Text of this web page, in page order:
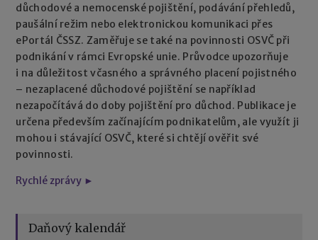
důchodové a nemocenské pojištění, podávání přehledů,
paušální režim nebo elektronickou komunikaci přes
ePortál ČSSZ. Zaměřuje se také na povinnosti OSVČ při
podnikání v rámci Evropské unie. Průvodce upozorňuje
i na důležitost včasného a správného placení pojistného
– nezaplacené důchodové pojištění se například
nezapočítává do doby pojištění pro důchod. Publikace je
určena především začínajícím podnikatelům, ale využít ji
mohou i stávající OSVČ, které si chtějí ověřit své
povinnosti.
Rychlé zprávy ►
Daňový kalendář